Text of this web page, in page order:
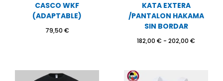
CASCO WKF
(ADAPTABLE)
79,50 €
KATA EXTERA
/PANTALON HAKAMA
SIN BORDAR
182,00 € - 202,00 €